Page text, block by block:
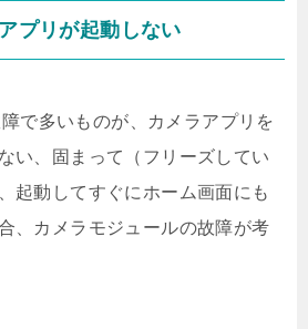
プリが起動しない
で多いものが、カメラアプリを
い、固まって（フリーズしてい
起動してすぐにホーム画面にも
、カメラモジュールの故障が考